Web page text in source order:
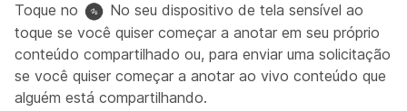
Toque no
No seu dispositivo de tela sensível ao
toque se você quiser começar a anotar em seu próprio
conteúdo compartilhado ou, para enviar uma solicitação
se você quiser começar a anotar ao vivo conteúdo que
alguém está compartilhando.